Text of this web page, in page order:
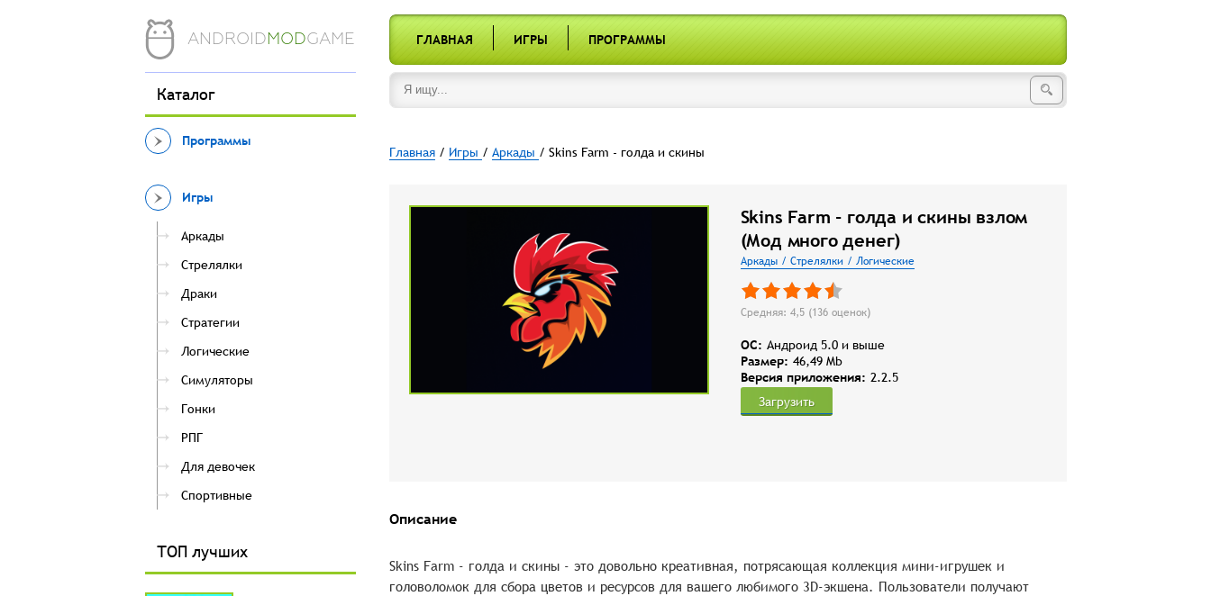
ANDROIDMODGAME ГЛАВНАЯ ИГРЫ ПРОГРАММЫ
Каталог
Программы
Игры
Аркады
Стрелялки
Драки
Стратегии
Логические
Симуляторы
Гонки
РПГ
Для девочек
Спортивные
ТОП лучших
Главная/ Игры / Аркады / Skins Farm - голда и скины
Skins Farm - голда и скины взлом
(Мод много денег)
Аркады / Стрелялки / Логические
Средняя: 4,5 (136оценок)
OC: Андроид 5.0 и выше
Размер: 46,49 Mb
Версия приложения: 2.2.5
Загрузить
Описание
Skins Farm - голда и скины - это довольно креативная, потрясающая коллекция мини-игрушек и
головоломок для сбора цветов и ресурсов для вашего любимого 3D-экшена. Пользователи получают